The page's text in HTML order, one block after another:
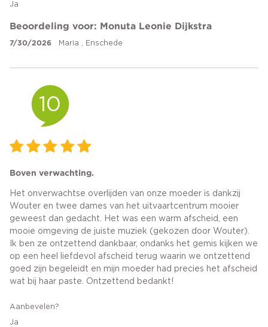
Ja
Beoordeling voor: Monuta Leonie Dijkstra
7/30/2026 Maria , Enschede
10
Boven verwachting.
Het onverwachtse overlijden van onze moeder is dankzij
Wouter en twee dames van het uitvaartcentrum mooier
geweest dan gedacht. Het was een warm afscheid, een
mooie omgeving de juiste muziek (gekozen door Wouter).
Ik ben ze ontzettend dankbaar, ondanks het gemis kijken we
op een heel liefdevol afscheid terug waarin we ontzettend
goed zijn begeleidt en mijn moeder had precies het afscheid
wat bij haar paste. Ontzettend bedankt!
Aanbevelen?
Ja